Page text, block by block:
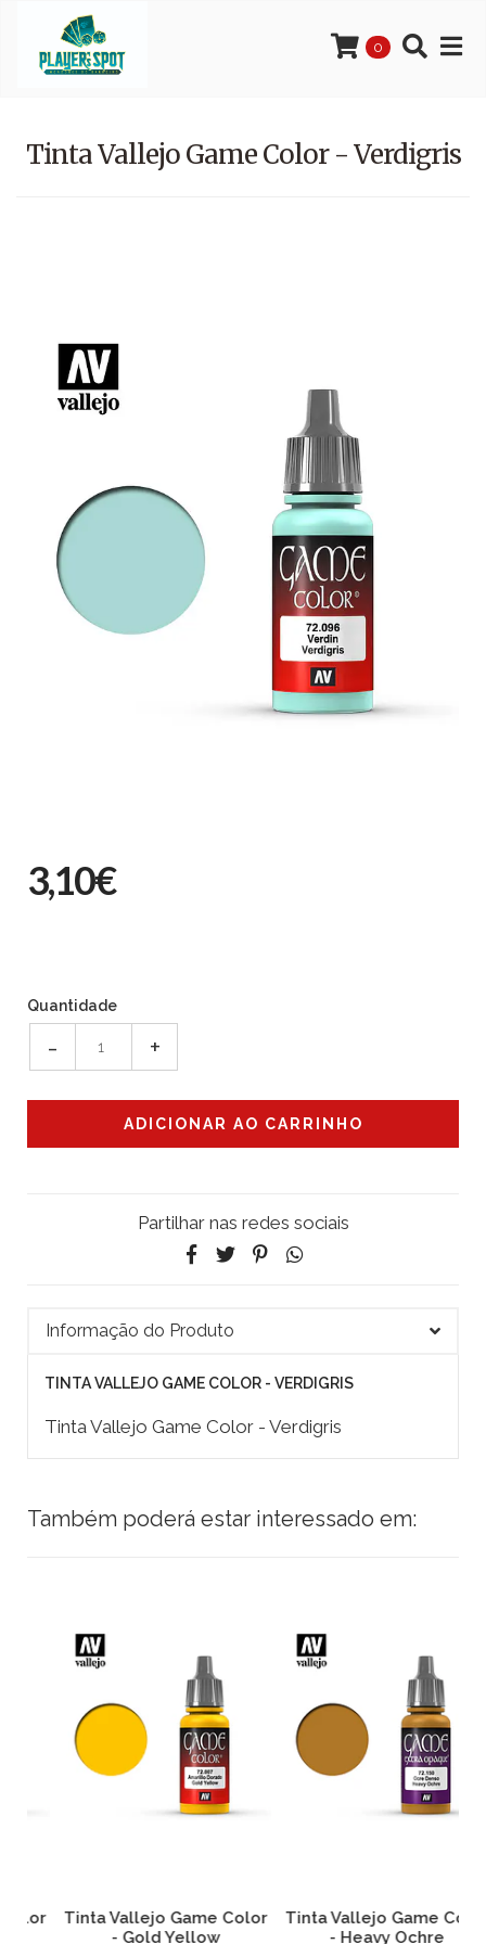
0
Tinta Vallejo Game Color - Verdigris
3,10€
Quantidade
- +
Partilhar nas redes sociais
Informação do Produto
TINTA VALLEJO GAME COLOR - VERDIGRIS
Tinta Vallejo Game Color - Verdigris
Também poderá estar interessado em:
Tinta Vallejo Game Color
- Gold Yellow
Tinta Vallejo Game Color
- Heavy Ochre